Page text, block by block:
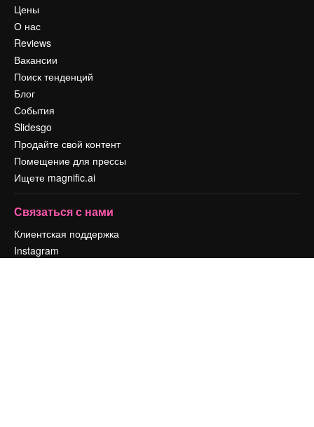
Цены
О нас
Reviews
Вакансии
Поиск тенденций
Блог
События
Slidesgo
Продайте свой контент
Помещение для прессы
Ищете magnific.ai
Связаться с нами
Клиентская поддержка
Instagram